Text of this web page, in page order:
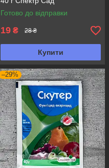
Готово до відправки
19 ₴ 28 ₴
Купити
–29%